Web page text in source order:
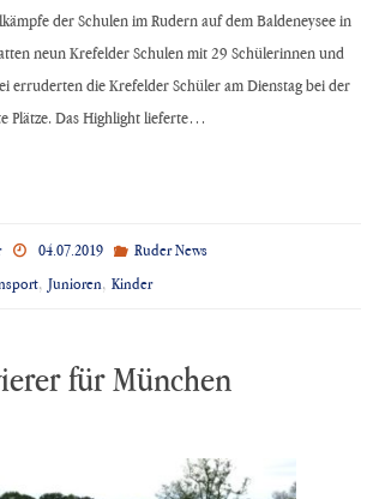
der Schulen im Rudern auf dem Baldeneysee in
neun Krefelder Schulen mit 29 Schülerinnen und
erruderten die Krefelder Schüler am Dienstag bei der
Plätze. Das Highlight lieferte…
04.07.2019
Ruder News
,Junioren,Kinder
für München